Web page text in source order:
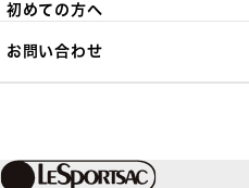
初めての方へ
お問い合わせ